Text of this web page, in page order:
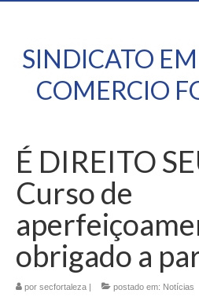
SINDICATO
COMERCIO
É DIREITO
Curso de
obrigado a
por secfortaleza | postado em: Notícias